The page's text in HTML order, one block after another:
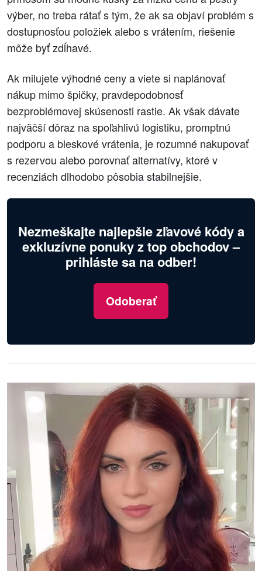
výber, no treba rátať s tým, že ak sa objaví problém s
dostupnosťou položiek alebo s vrátením, riešenie
môže byť zdĺhavé.
Ak milujete výhodné ceny a viete si naplánovať
nákup mimo špičky, pravdepodobnosť
bezproblémovej skúsenosti rastie. Ak však dávate
najväčší dôraz na spoľahlivú logistiku, promptnú
podporu a bleskové vrátenia, je rozumné nakupovať
s rezervou alebo porovnať alternatívy, ktoré v
recenziách dlhodobo pôsobia stabilnejšie.
Nezmeškajte najlepšie zľavové kódy a
exkluzívne ponuky z top obchodov –
prihláste sa na odber!
Odoberať